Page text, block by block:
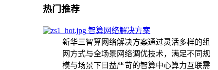
热门推荐
智算网络解决方案
新华三智算网络解决方案通过灵活多样的组
网方式与全场景网络调优技术，满足不同规
模与场景下日益严苛的智算中心算力互联需